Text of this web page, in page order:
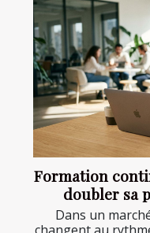
Formation
doubler sa
Dans un